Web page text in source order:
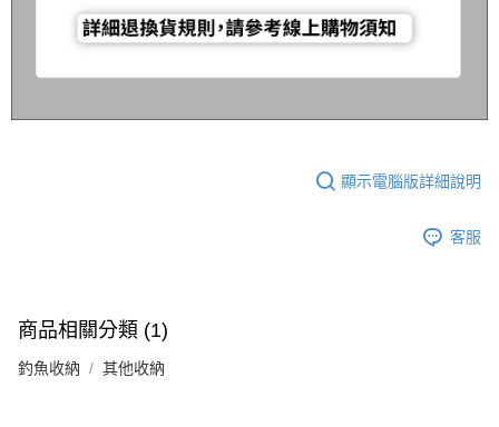
顯示電腦版詳細說明
客服
商品相關分類 (1)
釣魚收納 其他收納